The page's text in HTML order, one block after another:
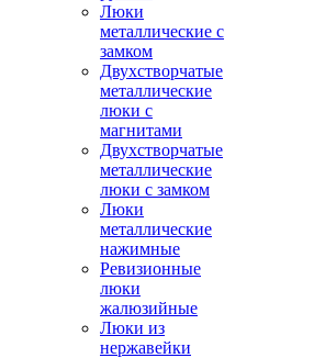
Люки
металлические с
замком
Двухстворчатые
металлические
люки с
магнитами
Двухстворчатые
металлические
люки с замком
Люки
металлические
нажимные
Ревизионные
люки
жалюзийные
Люки из
нержавейки